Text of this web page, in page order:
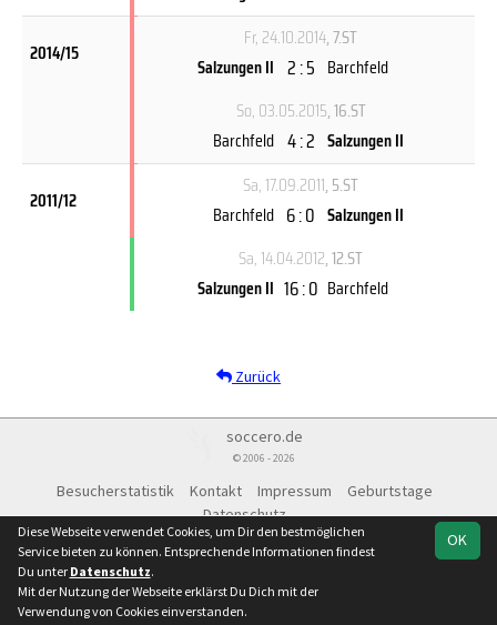
Team
Kreisliga
Westthüringen
Spielplan
2014/15
Fr, 24.10.2014, 7.ST
Salzungen II 2 : 5 Barchfeld
So, 03.05.2015, 16.ST
Barchfeld 4 : 2 Salzungen II
2011/12
Sa, 17.09.2011, 5.ST
Barchfeld 6 : 0 Salzungen II
Sa, 14.04.2012, 12.ST
Salzungen II 16 : 0 Barchfeld
Zurück
soccero.de
© 2006 - 2026
Besucherstatistik Kontakt Impressum
Geburtstage
Datenschutz
OK
Diese Webseite verwendet Cookies, um Dir den bestmöglichen
Service bieten zu können. Entsprechende Informationen findest
Du unter Datenschutz.
Mit der Nutzung der Webseite erklärst Du Dich mit der
Verwendung von Cookies einverstanden.